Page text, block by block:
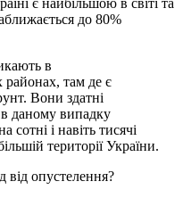
є найбільшою в світі та
до 80%
в
районах, там де є
Вони здатні
даному випадку
і навіть тисячі
території України.
від опустелення?